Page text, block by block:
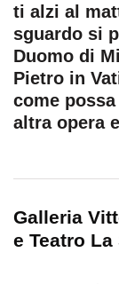
ti alzi al
sguardo si
Duomo di
Pietro in
come
altra opera
Galleria
e Teatro La